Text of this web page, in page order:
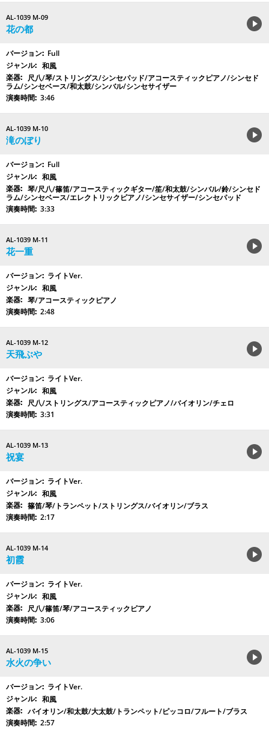
AL-1039 M-09
花の都
Full
和風
尺八/琴/ストリングス/シンセパッド/アコースティックピアノ/シンセド
ラム/シンセベース/和太鼓/シンバル/シンセサイザー
3:46
AL-1039 M-10
滝のぼり
Full
和風
琴/尺八/篠笛/アコースティックギター/笙/和太鼓/シンバル/鈴/シンセド
ラム/シンセベース/エレクトリックピアノ/シンセサイザー/シンセパッド
3:33
AL-1039 M-11
花一重
ライトVer.
和風
琴/アコースティックピアノ
2:48
AL-1039 M-12
天飛ぶや
ライトVer.
和風
尺八/ストリングス/アコースティックピアノ/バイオリン/チェロ
3:31
AL-1039 M-13
祝宴
ライトVer.
和風
篠笛/琴/トランペット/ストリングス/バイオリン/ブラス
2:17
AL-1039 M-14
初霞
ライトVer.
和風
尺八/篠笛/琴/アコースティックピアノ
3:06
AL-1039 M-15
水火の争い
ライトVer.
和風
バイオリン/和太鼓/大太鼓/トランペット/ピッコロ/フルート/ブラス
2:57